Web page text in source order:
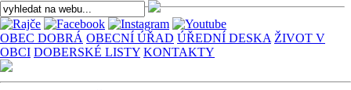
OBEC DOBRÁ OBECNÍ ÚŘAD ÚŘEDNÍ DESKA ŽIVOT V
OBCI DOBERSKÉ LISTY KONTAKTY